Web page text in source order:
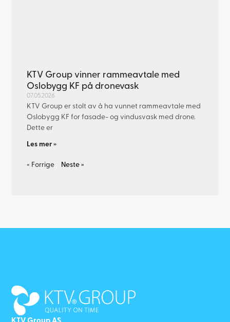
KTV Group vinner rammeavtale med
Oslobygg KF på dronevask
07.05.2026
KTV Group er stolt av å ha vunnet rammeavtale med
Oslobygg KF for fasade- og vindusvask med drone.
Dette er
Les mer »
« Forrige Neste »